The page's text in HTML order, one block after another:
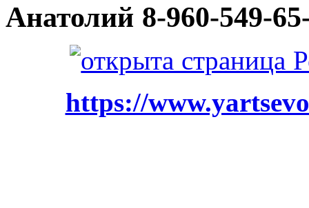
Анатолий 8-960-549-
https://